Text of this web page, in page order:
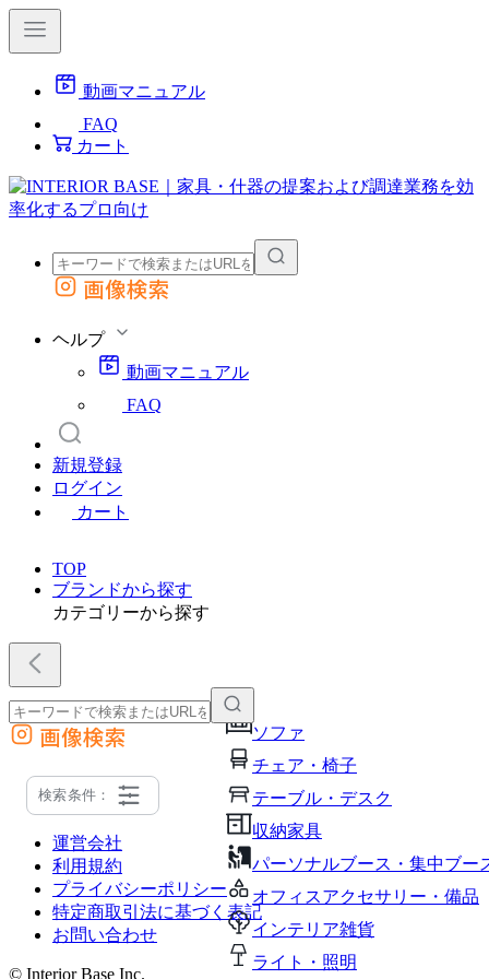
動画マニュアル
FAQ
カート
外部サイトの商品をカートに追加
画像検索
ヘルプ
動画マニュアル
FAQ
新規登録
ログイン
カート
TOP
ブランドから探す
カテゴリーから探す
ソファ
チェア・椅子
テーブル・デスク
収納家具
パーソナルブース・集中ブー
オフィスアクセサリー・備品
インテリア雑貨
ライト・照明
外部サイトの商品をカートに追加
他のサイトで見つけた商品ページのURLを貼り付けて、カートに追加できます
画像検索
検索条件：
運営会社
利用規約
プライバシーポリシー
特定商取引法に基づく表記
お問い合わせ
© Interior Base Inc.